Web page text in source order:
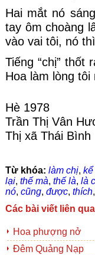
Hai mắt nó
tay ôm choàng
vào vai tôi, nó
Tiếng “chị” thốt
Hoa làm lòng tôi
Hè 1978
Trần Thị Vân
Thị xã Thái Bình
Từ khóa: làm chị, kể
lại, thế mà, thế là, là
nó, cũng, được, thích,
Các bài viết liên
Hoa phượng nở
Đêm Quảng Nạp